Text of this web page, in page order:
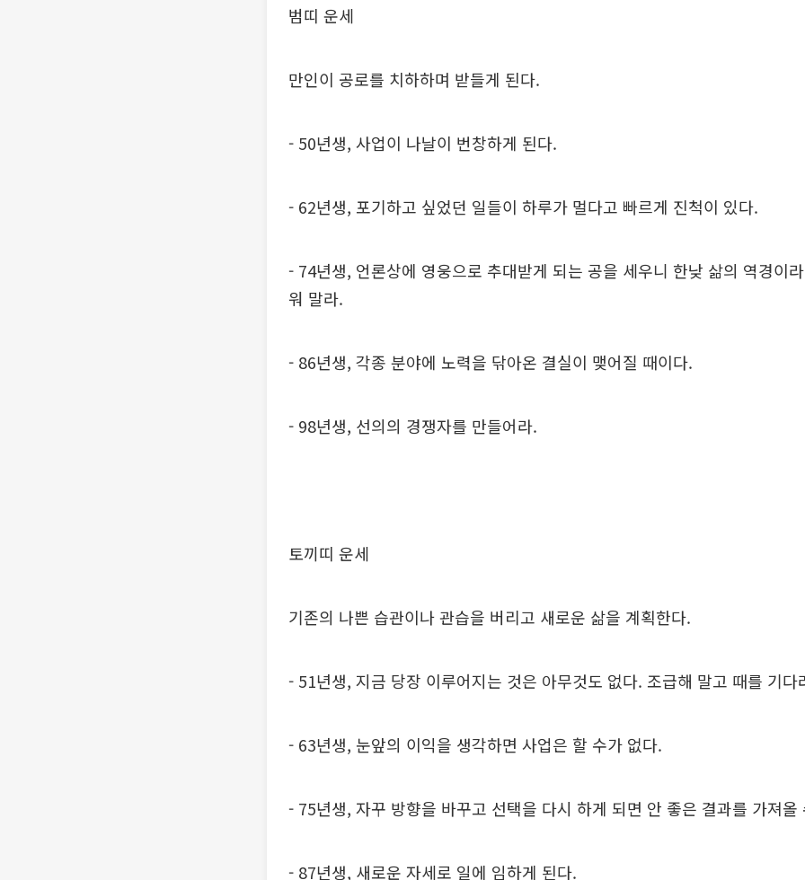
범띠 운세
만인이 공로를 치하하며 받들게 된다.
- 50년생, 사업이 나날이 번창하게 된다.
- 62년생, 포기하고 싶었던 일들이 하루가 멀다고 빠르게 진척이 있다.
- 74년생, 언론상에 영웅으로 추대받게 되는 공을 세우니 한낮 삶의 역경이
워 말라.
- 86년생, 각종 분야에 노력을 닦아온 결실이 맺어질 때이다.
- 98년생, 선의의 경쟁자를 만들어라.
토끼띠 운세
기존의 나쁜 습관이나 관습을 버리고 새로운 삶을 계획한다.
- 51년생, 지금 당장 이루어지는 것은 아무것도 없다. 조급해 말고 때를 기다
- 63년생, 눈앞의 이익을 생각하면 사업은 할 수가 없다.
- 75년생, 자꾸 방향을 바꾸고 선택을 다시 하게 되면 안 좋은 결과를 가져올
- 87년생, 새로운 자세로 일에 임하게 된다.